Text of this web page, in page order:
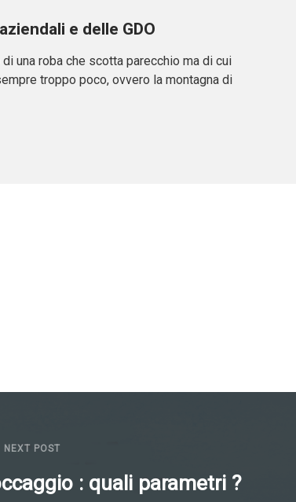
e delle GDO
di una roba che scotta parecchio ma di cui
troppo poco, ovvero la montagna di
NEXT POST
: quali parametri ?